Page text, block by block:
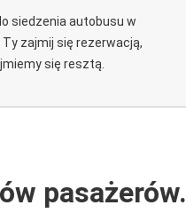
siedzenia autobusu w
Ty zajmij się rezerwacją,
się resztą.
pasażerów.